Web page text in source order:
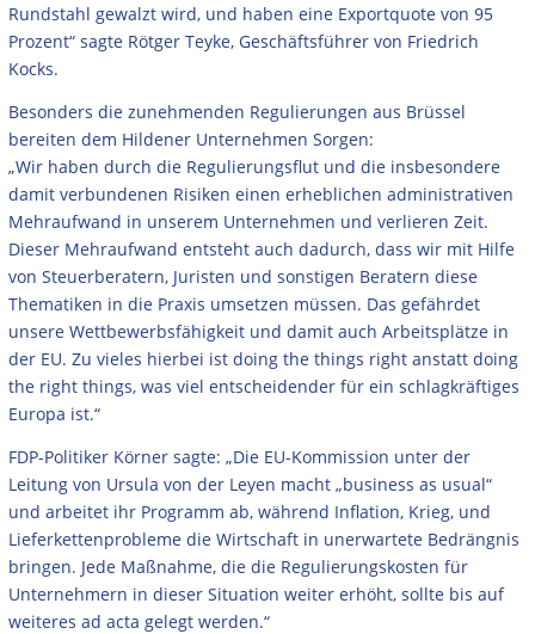
Rundstahl gewalzt wird, und haben eine Exportquote von 95
Prozent“ sagte Rötger Teyke, Geschäftsführer von Friedrich
Kocks.
Besonders die zunehmenden Regulierungen aus Brüssel
bereiten dem Hildener Unternehmen Sorgen:
„Wir haben durch die Regulierungsflut und die insbesondere
damit verbundenen Risiken einen erheblichen administrativen
Mehraufwand in unserem Unternehmen und verlieren Zeit.
Dieser Mehraufwand entsteht auch dadurch, dass wir mit Hilfe
von Steuerberatern, Juristen und sonstigen Beratern diese
Thematiken in die Praxis umsetzen müssen. Das gefährdet
unsere Wettbewerbsfähigkeit und damit auch Arbeitsplätze in
der EU. Zu vieles hierbei ist doing the things right anstatt doing
the right things, was viel entscheidender für ein schlagkräftiges
Europa ist.“
FDP-Politiker Körner sagte: „Die EU-Kommission unter der
Leitung von Ursula von der Leyen macht „business as usual“
und arbeitet ihr Programm ab, während Inflation, Krieg, und
Lieferkettenprobleme die Wirtschaft in unerwartete Bedrängnis
bringen. Jede Maßnahme, die die Regulierungskosten für
Unternehmern in dieser Situation weiter erhöht, sollte bis auf
weiteres ad acta gelegt werden.“